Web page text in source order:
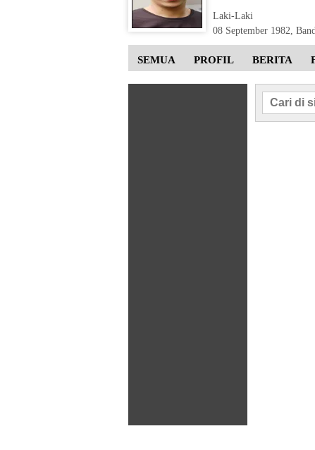
Laki-Laki
08 September 1982,
SEMUA PROFIL BERITA